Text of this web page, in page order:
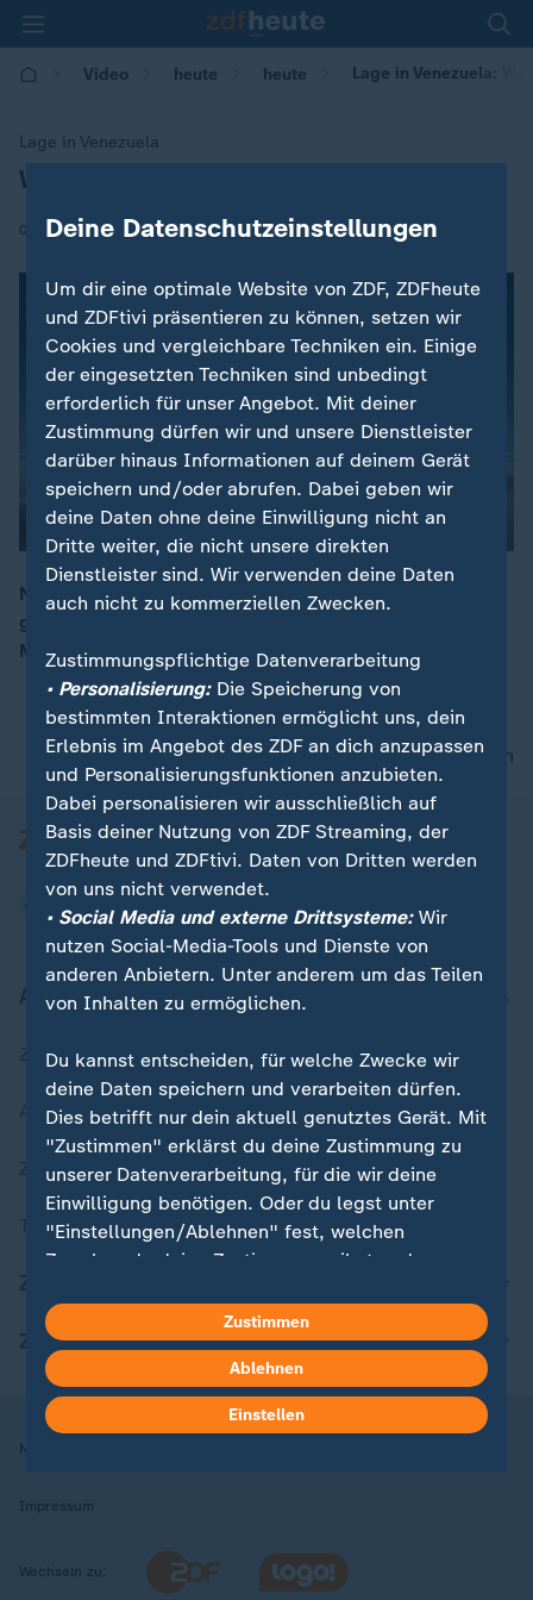
Video heute heute Lage in Venezuela:
Lage in Venezuela
:
Weitere Proteste erwartet
01.05.2019 | 15:59
00:04
Nach den Protesten und Ausschreitungen in Venezuela
gegen Präsident Maduro werden wieder
Massendemonstrationen erwartet.
nach oben
Aktuell bei ZDFheute
Zuletzt veröffentlicht
Aktuelle Sendungs-Videos
ZDFheute Stories
Themen im Überblick
ZDFheute Apps
Nutzungsbedingungen
Impressum
Wechseln zu:
Deine Datenschutzeinstellungen
Um dir eine optimale Website von ZDF, ZDFheute
und ZDFtivi präsentieren zu können, setzen wir
Cookies und vergleichbare Techniken ein. Einige
der eingesetzten Techniken sind unbedingt
erforderlich für unser Angebot. Mit deiner
Zustimmung dürfen wir und unsere Dienstleister
darüber hinaus Informationen auf deinem Gerät
speichern und/oder abrufen. Dabei geben wir
deine Daten ohne deine Einwilligung nicht an
Dritte weiter, die nicht unsere direkten
Dienstleister sind. Wir verwenden deine Daten
auch nicht zu kommerziellen Zwecken.
Zustimmungspflichtige Datenverarbeitung
• Personalisierung:Die Speicherung von
bestimmten Interaktionen ermöglicht uns, dein
Erlebnis im Angebot des ZDF an dich anzupassen
und Personalisierungsfunktionen anzubieten.
Dabei personalisieren wir ausschließlich auf
Basis deiner Nutzung von ZDF Streaming, der
ZDFheute und ZDFtivi. Daten von Dritten werden
von uns nicht verwendet.
• Social Media und externe Drittsysteme:Wir
nutzen Social-Media-Tools und Dienste von
anderen Anbietern. Unter anderem um das Teilen
von Inhalten zu ermöglichen.
Du kannst entscheiden, für welche Zwecke wir
deine Daten speichern und verarbeiten dürfen.
Dies betrifft nur dein aktuell genutztes Gerät. Mit
"Zustimmen" erklärst du deine Zustimmung zu
unserer Datenverarbeitung, für die wir deine
Einwilligung benötigen. Oder du legst unter
"Einstellungen/Ablehnen" fest, welchen
Zwecken du deine Zustimmung gibst und
kannst du jederzeit mit Wirkung für die Zukunft
in deinen Einstellungen widerrufen oder ändern.
Hier findest du das Impressum.
Weitere Informationen findest du in unserer
Zustimmen
Ablehnen
Einstellen